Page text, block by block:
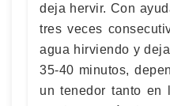
deja hervir. Con
tres veces
agua hirviendo y
35-40 minutos,
un tenedor tanto en